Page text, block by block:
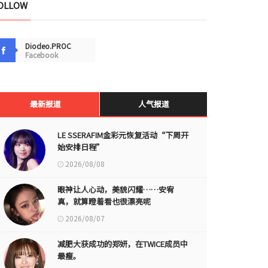
Diodeo.PROC
Facebook
最新报道 人气报道
LE SSERAFIM金彩元恢复活动“下周开
始安排日程”
2026/08/08
眼神让人心动，美貌闪耀……安宥
真，就算瞪着看也很漂亮呢
2026/08/07
减肥大获成功的郑妍，在TWICE成员中
最瘦。